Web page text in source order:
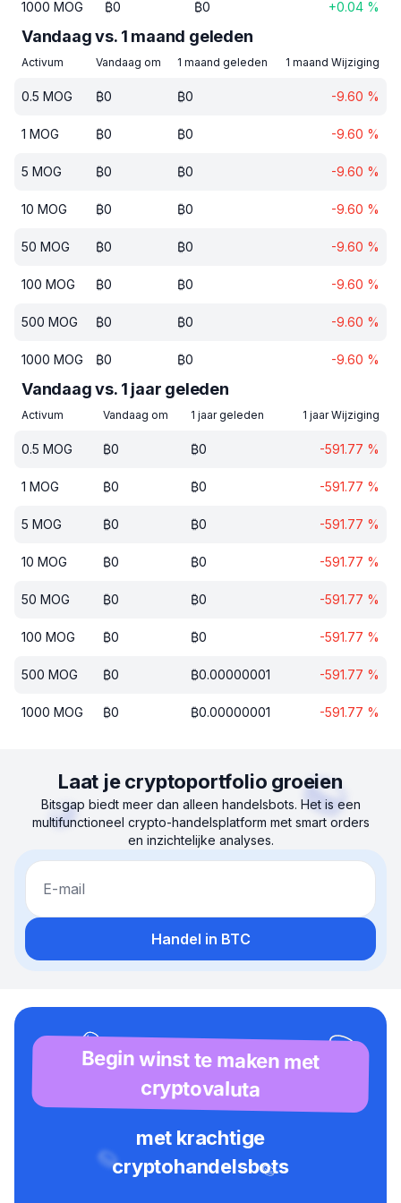
1000 MOG ₿0 ₿0 +0.04 %
Vandaag vs. 1 maand geleden
Activum Vandaag om 1 maand geleden 1 maand Wijziging
0.5 MOG ₿0 ₿0 -9.60 %
1 MOG ₿0 ₿0 -9.60 %
5 MOG ₿0 ₿0 -9.60 %
10 MOG ₿0 ₿0 -9.60 %
50 MOG ₿0 ₿0 -9.60 %
100 MOG ₿0 ₿0 -9.60 %
500 MOG ₿0 ₿0 -9.60 %
1000 MOG ₿0 ₿0 -9.60 %
Vandaag vs. 1 jaar geleden
Activum Vandaag om 1 jaar geleden 1 jaar Wijziging
0.5 MOG ₿0 ₿0 -591.77 %
1 MOG ₿0 ₿0 -591.77 %
5 MOG ₿0 ₿0 -591.77 %
10 MOG ₿0 ₿0 -591.77 %
50 MOG ₿0 ₿0 -591.77 %
100 MOG ₿0 ₿0 -591.77 %
500 MOG ₿0 ₿0.00000001 -591.77 %
1000 MOG ₿0 ₿0.00000001 -591.77 %
Laat je cryptoportfolio groeien
Bitsgap biedt meer dan alleen handelsbots. Het is een
multifunctioneel crypto-handelsplatform met smart orders
en inzichtelijke analyses.
E-mail
Handel in BTC
Begin winst te maken met
cryptovaluta
met krachtige
cryptohandelsbots